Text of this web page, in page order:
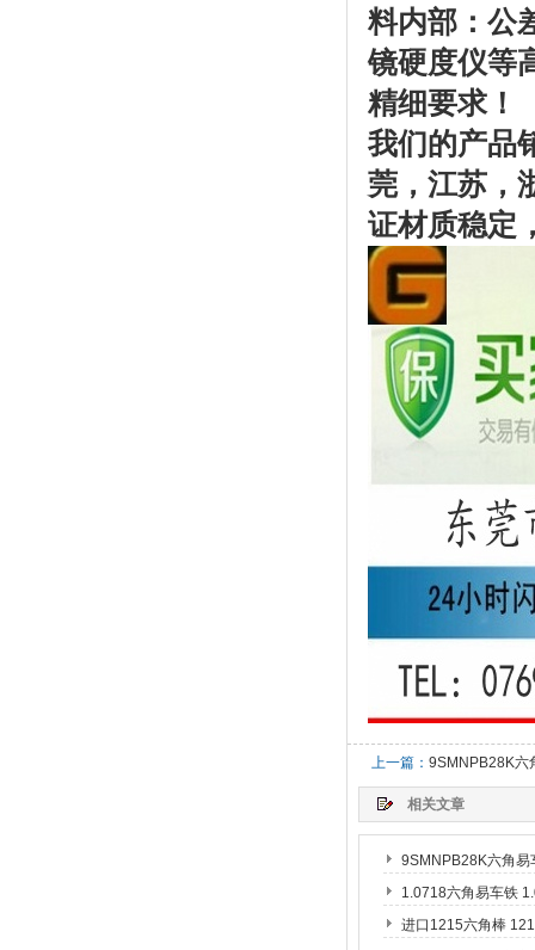
料内部：公
镜硬度仪等
精细要求！
我们的产品
莞，江苏，
证材质稳定
上一篇： 9SMNPB28K六
相关文章
9SMNPB28K六角易
1.0718六角易车铁
进口1215六角棒